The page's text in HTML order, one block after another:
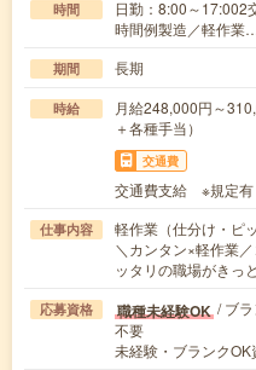
時間
日勤：8:00～17:002
時間例製造／軽作業
期間 長期
時給
月給248,000円～
＋各種手当）
交通費
交通費支給 ※規定有
仕事内容
軽作業（仕分け・ピ
＼カンタン×軽作業
ッタリの職場がきっ
応募資格 職種未経験OK / ブ
不要
未経験・ブランクOK